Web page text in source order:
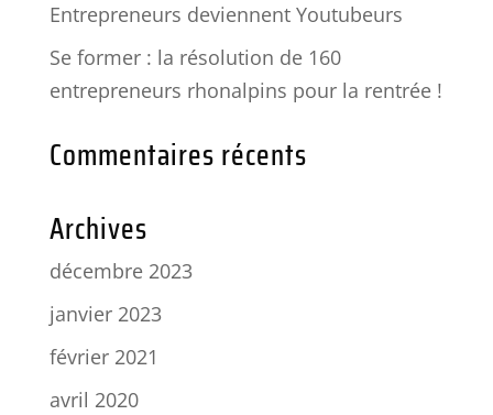
Entrepreneurs deviennent Youtubeurs
Se former : la résolution de 160
entrepreneurs rhonalpins pour la rentrée !
Commentaires récents
Archives
décembre 2023
janvier 2023
février 2021
avril 2020